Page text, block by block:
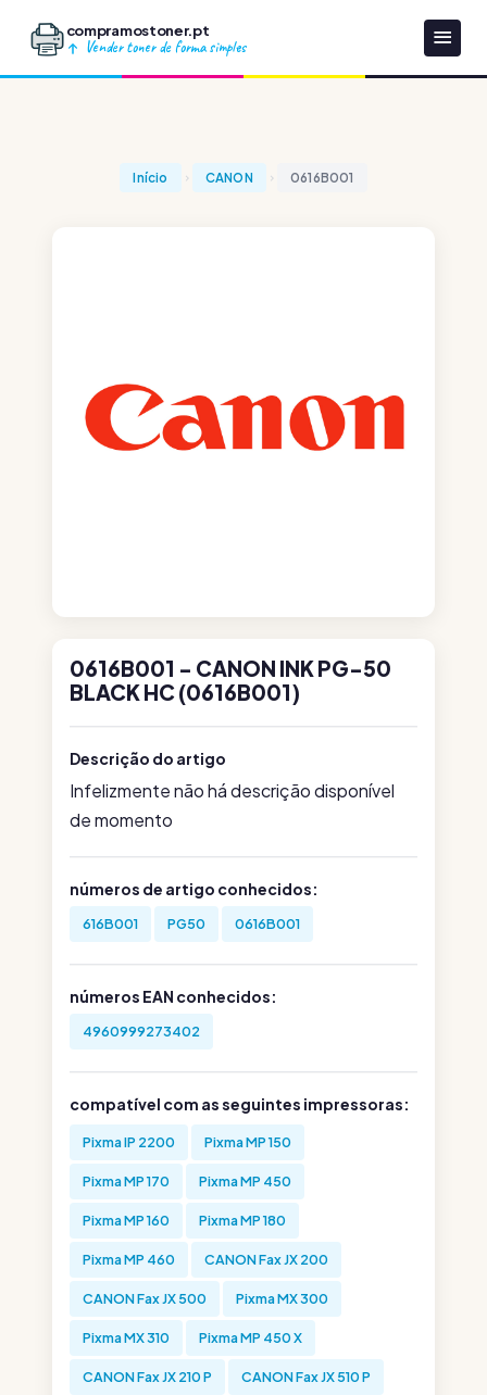
compramostoner.pt
Vender toner de forma simples
Início CANON 0616B001
0616B001 - CANON INK PG-50
BLACK HC (0616B001)
Descrição do artigo
Infelizmente não há descrição disponível
de momento
números de artigo conhecidos:
616B001 PG50 0616B001
números EAN conhecidos:
4960999273402
compatível com as seguintes impressoras:
Pixma IP 2200 Pixma MP 150
Pixma MP 170 Pixma MP 450
Pixma MP 160 Pixma MP 180
Pixma MP 460 CANON Fax JX 200
CANON Fax JX 500 Pixma MX 300
Pixma MX 310 Pixma MP 450 X
CANON Fax JX 210 P CANON Fax JX 510 P